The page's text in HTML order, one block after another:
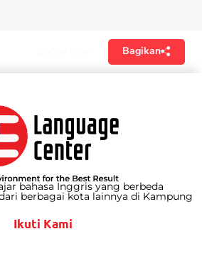
Bagikan
bahasa Inggris yang berbeda
berbagai kota lainnya di Kampung
Ikuti Kami